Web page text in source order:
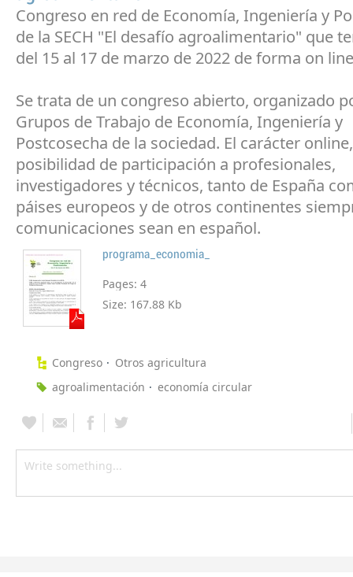
Congreso en red de Economía, Ingeniería y
de la SECH "El desafío agroalimentario" que
del 15 al 17 de marzo de 2022 de forma on
Se trata de un congreso abierto, organizado
Grupos de Trabajo de Economía, Ingeniería y
Postcosecha de la sociedad. El carácter
posibilidad de participación a profesionales,
investigadores y técnicos, tanto de España
páises europeos y de otros continentes
comunicaciones sean en español.
programa_economia_
Pages: 4
Size: 167.88 Kb
Congreso
Otros agricultura
agroalimentación
economía circular